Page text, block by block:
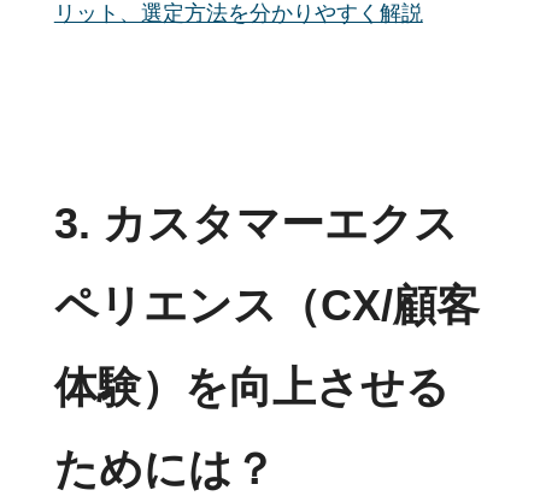
リット、選定方法を分かりやすく解説
3. カスタマーエクス
ペリエンス（CX/顧客
体験）を向上させる
ためには？